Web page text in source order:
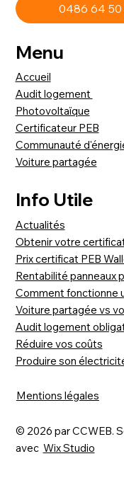
0486 64 50
Menu
Accueil
Audit logement
Photovoltaïque
Certificateur PEB
Communauté
Voiture partagée
Info Utile
Actualités
Obtenir votre
Prix certificat PEB
Rentabilité panneaux
Comment fonctionne
Voiture partagée vs
Audit logement
Réduire vos coûts
Produire son
Mentions légales
© 2026 par CCWEB.
avec Wix Studio